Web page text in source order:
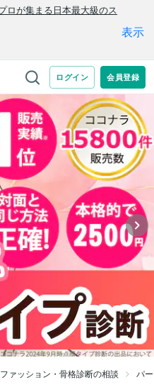
ファッション・骨格診断の相談 パ